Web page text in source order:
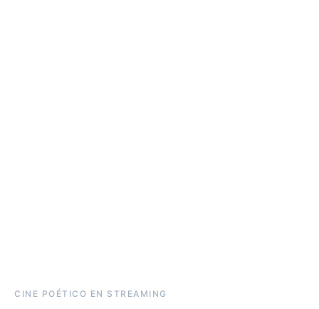
CINE POÉTICO EN STREAMING